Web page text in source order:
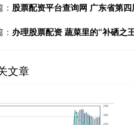
股票配资平台查询网 广东省第
办理股票配资 蔬菜里的“补硒之
文章